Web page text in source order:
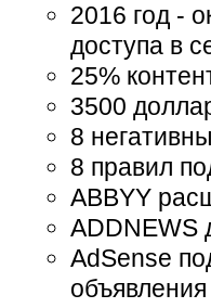
2016 год -
доступа в
25%
3500
8
8 правил
ABBYY
ADDNEWS
AdSense